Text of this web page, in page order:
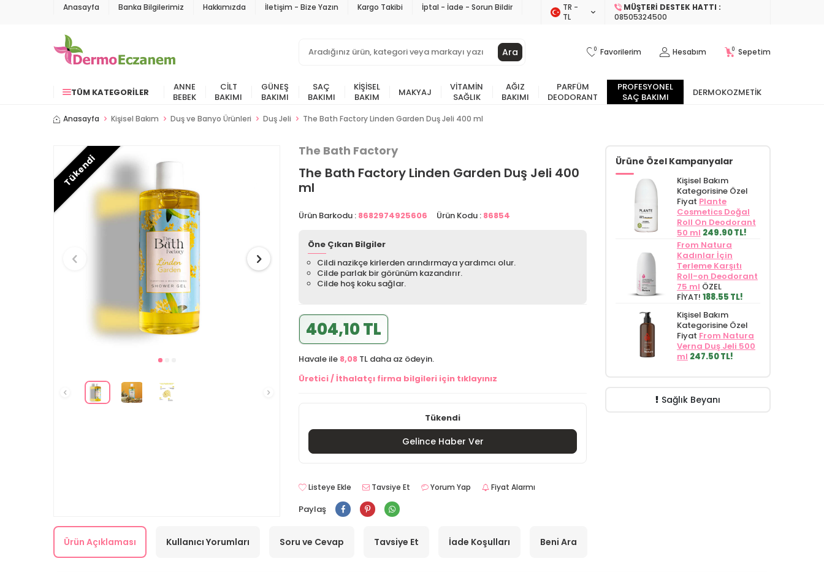
Anasayfa Banka Bilgilerimiz Hakkımızda İletişim - Bize Yazın Kargo Takibi İptal - İade - Sorun Bildir
TR −
TL
MÜŞTERI DESTEK HATTI :
08505324500
Ara 0 Favorilerim Hesabım 0 Sepetim
TÜM KATEGORILER
ANNE
BEBEK
CILT
BAKIMI
GÜNEŞ
BAKIMI
SAÇ
BAKIMI
KIŞISEL
BAKIM
MAKYAJ
VITAMIN
SAĞLIK
AĞIZ
BAKIMI
PARFÜM
DEODORANT
PROFESYONEL
SAÇ BAKIMI
DERMOKOZMETIK
Anasayfa Kişisel Bakım Duş ve Banyo Ürünleri Duş Jeli The Bath Factory Linden Garden Duş Jeli 400 ml
Tükendi
The Bath Factory
The Bath Factory Linden Garden Duş Jeli 400
ml
Ürün Barkodu : 8682974925606 Ürün Kodu : 86854
Öne Çıkan Bilgiler
Cildi nazikçe kirlerden arındırmaya yardımcı olur.
Cilde parlak bir görünüm kazandırır.
Cilde hoş koku sağlar.
404,10 TL
Havale ile 8,08 TL daha az ödeyin.
Üretici / İthalatçı firma bilgileri için tıklayınız
Tükendi
Gelince Haber Ver
Listeye Ekle Tavsiye Et Yorum Yap Fiyat Alarmı
Paylaş
Ürüne Özel Kampanyalar
Kişisel Bakım
Kategorisine Özel
Fiyat Plante
Cosmetics Doğal
Roll On Deodorant
50 ml 249.90 TL!
From Natura
Kadınlar İçin
Terleme Karşıtı
Roll-on Deodorant
75 ml ÖZEL
FİYAT! 188.55 TL!
Kişisel Bakım
Kategorisine Özel
Fiyat From Natura
Verna Duş Jeli 500
ml 247.50 TL!
Sağlık Beyanı
Ürün Açıklaması Kullanıcı Yorumları Soru ve Cevap Tavsiye Et İade Koşulları Beni Ara